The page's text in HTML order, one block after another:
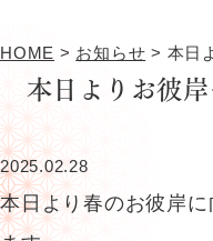
その他（線香
パーソナル仏壇
HOME > お知らせ > 本日
本日よりお彼
2025.02.28
本日より春のお彼岸